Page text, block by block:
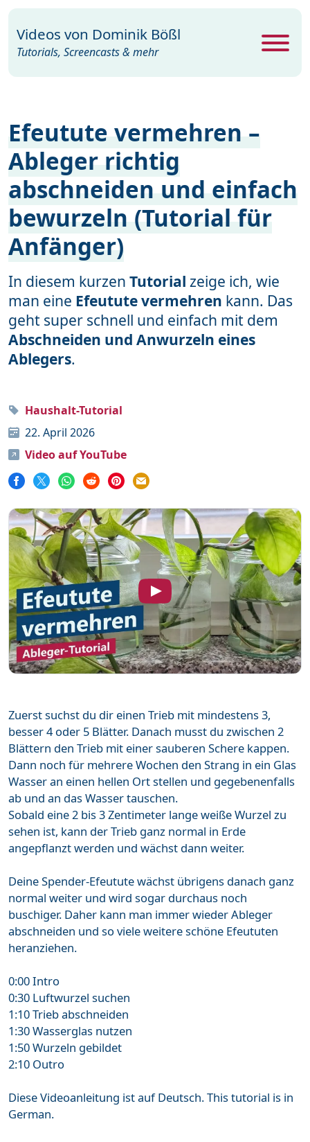
Efeutute vermehren –
Ableger richtig
abschneiden und einfach
bewurzeln (Tutorial für
Anfänger)
In diesem kurzen Tutorial zeige ich, wie
man eine Efeutute vermehren kann. Das
geht super schnell und einfach mit dem
Abschneiden und Anwurzeln eines
Ablegers.
Haushalt-Tutorial
22. April 2026
Video auf YouTube
Zuerst suchst du dir einen Trieb mit mindestens 3,
besser 4 oder 5 Blätter. Danach musst du zwischen 2
Blättern den Trieb mit einer sauberen Schere kappen.
Dann noch für mehrere Wochen den Strang in ein Glas
Wasser an einen hellen Ort stellen und gegebenenfalls
ab und an das Wasser tauschen.
Sobald eine 2 bis 3 Zentimeter lange weiße Wurzel zu
sehen ist, kann der Trieb ganz normal in Erde
angepflanzt werden und wächst dann weiter.
Deine Spender-Efeutute wächst übrigens danach ganz
normal weiter und wird sogar durchaus noch
buschiger. Daher kann man immer wieder Ableger
abschneiden und so viele weitere schöne Efeututen
heranziehen.
0:00 Intro
0:30 Luftwurzel suchen
1:10 Trieb abschneiden
1:30 Wasserglas nutzen
1:50 Wurzeln gebildet
2:10 Outro
Diese Videoanleitung ist auf Deutsch. This tutorial is in
German.
Videos von Dominik Bößl
Tutorials, Screencasts & mehr
Excel
Photoshop
PowerPoint 22
Premiere 29
Programme
Windows 19
Word 111
Häufige Fragen
Impressum & Datenschutz